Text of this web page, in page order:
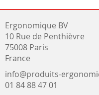
Ergonomique BV
10 Rue de Penthièvre
75008 Paris
France
info@produits-
01 84 88 47 01